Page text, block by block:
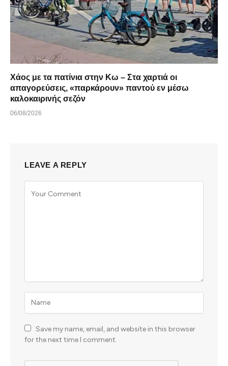
Χάος με τα πατίνια στην Κω – Στα χαρτιά οι
απαγορεύσεις, «παρκάρουν» παντού εν μέσω
καλοκαιρινής σεζόν
06/08/2026
LEAVE A REPLY
Save my name, email, and website in this browser
for the next time I comment.